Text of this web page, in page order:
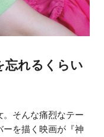
忘れるくらい
。そんな痛烈なテー
を描く映画が『神